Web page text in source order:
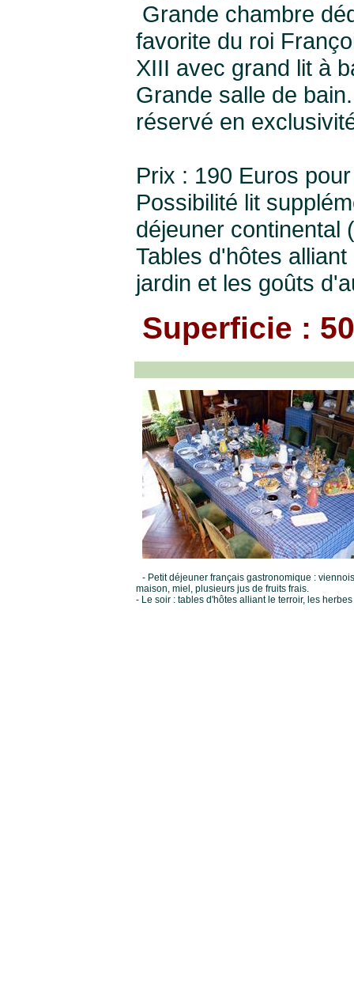
Grande chambre
favorite du roi
XIII avec grand lit à
Grande salle de
réservé en
Prix : 190 Euros
Possibilité lit
déjeuner continental
Tables d'hôtes
jardin et les goûts
Superficie :
- Petit déjeuner français gastronomique :
maison, miel, plusieurs jus de fruits frais.
- Le soir : tables d'hôtes alliant le terroir, les